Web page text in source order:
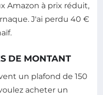
Amazon à prix réduit,
J'ai perdu 40 €
DE MONTANT
un plafond de 150
acheter un